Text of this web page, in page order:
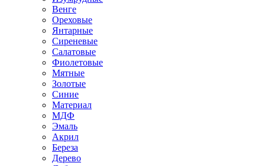
Венге
Ореховые
Янтарные
Сиреневые
Салатовые
Фиолетовые
Мятные
Золотые
Синие
Материал
МДФ
Эмаль
Акрил
Береза
Дерево